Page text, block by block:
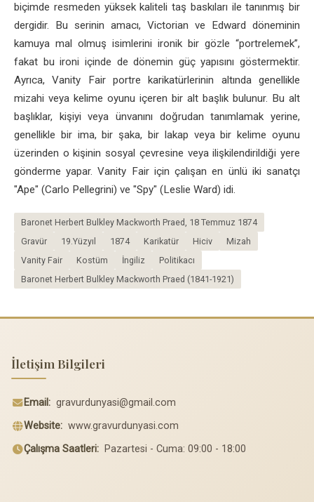
biçimde resmeden yüksek kaliteli taş baskıları ile tanınmış bir
dergidir. Bu serinin amacı, Victorian ve Edward döneminin
kamuya mal olmuş isimlerini ironik bir gözle “portrelemek”,
fakat bu ironi içinde de dönemin güç yapısını göstermektir.
Ayrıca, Vanity Fair portre karikatürlerinin altında genellikle
mizahi veya kelime oyunu içeren bir alt başlık bulunur. Bu alt
başlıklar, kişiyi veya ünvanını doğrudan tanımlamak yerine,
genellikle bir ima, bir şaka, bir lakap veya bir kelime oyunu
üzerinden o kişinin sosyal çevresine veya ilişkilendirildiği yere
gönderme yapar. Vanity Fair için çalışan en ünlü iki sanatçı
"Ape" (Carlo Pellegrini) ve "Spy" (Leslie Ward) idi.
Baronet Herbert Bulkley Mackworth Praed, 18 Temmuz 1874
Gravür
19.Yüzyıl 1874 Karikatür Hiciv
Mizah
Vanity Fair
Kostüm İngiliz
Politikacı
Baronet Herbert Bulkley Mackworth Praed (1841-1921)
İletişim Bilgileri
Email: gravurdunyasi@gmail.com
Website: www.gravurdunyasi.com
Çalışma Saatleri: Pazartesi - Cuma: 09:00 - 18:00